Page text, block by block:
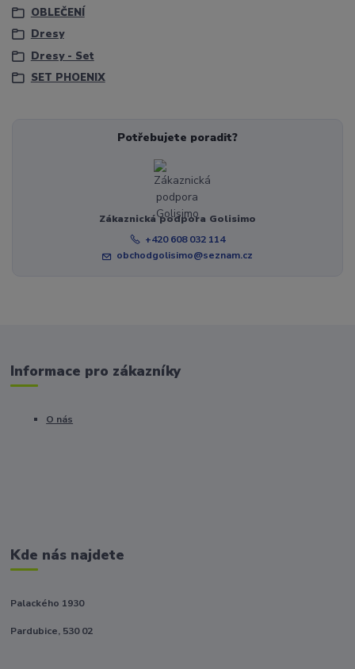
OBLEČENÍ
Dresy
Dresy - Set
SET PHOENIX
Potřebujete poradit?
Zákaznická podpora Golisimo
+420 608 032 114
obchodgolisimo@seznam.cz
Informace pro zákazníky
O nás
Kde nás najdete
Palackého 1930
Pardubice, 530 02